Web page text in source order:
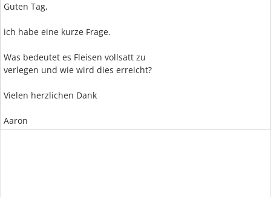
Guten Tag,
ich habe eine kurze Frage.
Was bedeutet es Fleisen vollsatt zu
verlegen und wie wird dies erreicht?
Vielen herzlichen Dank
Aaron